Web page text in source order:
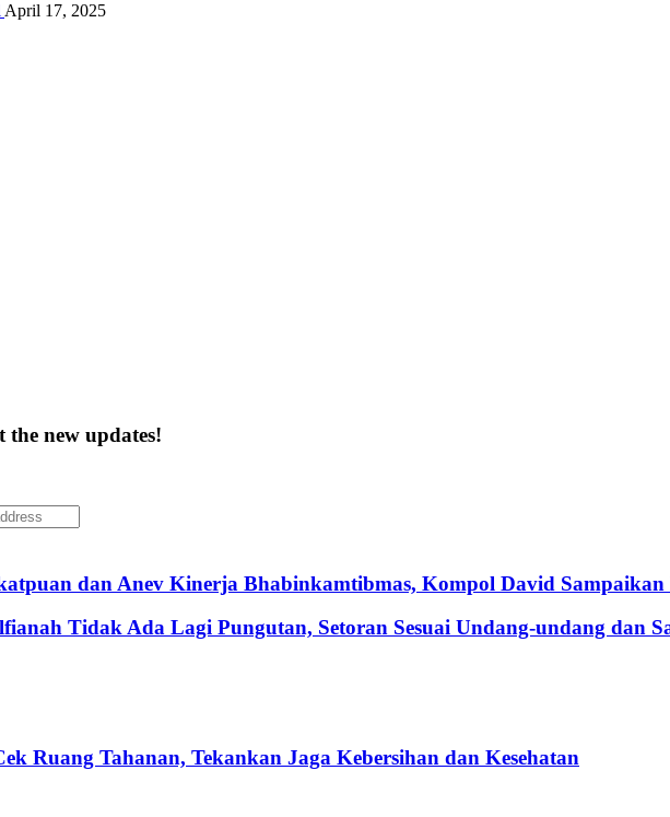
April 17, 2025
the new updates!
dan Anev Kinerja Bhabinkamtibmas, Kompol David Sampaikan
Tidak Ada Lagi Pungutan, Setoran Sesuai Undang-undang dan
Ruang Tahanan, Tekankan Jaga Kebersihan dan Kesehatan